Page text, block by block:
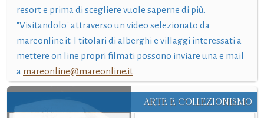
resort e prima di scegliere vuole saperne di più.
"Visitandolo" attraverso un video selezionato da
mareonline.it. I titolari di alberghi e villaggi interessati a
mettere on line propri filmati possono inviare una e mail
a mareonline@mareonline.it
ARTE E COLLEZIONISMO